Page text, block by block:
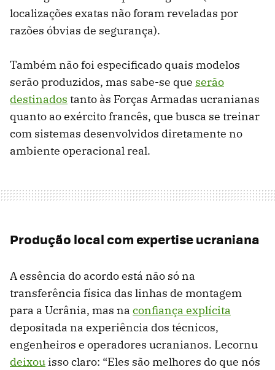
localizações exatas não foram reveladas por
razões óbvias de segurança).
Também não foi especificado quais modelos
serão produzidos, mas sabe-se que serão
destinados tanto às Forças Armadas ucranianas
quanto ao exército francês, que busca se treinar
com sistemas desenvolvidos diretamente no
ambiente operacional real.
Produção local com expertise ucraniana
A essência do acordo está não só na
transferência física das linhas de montagem
para a Ucrânia, mas na confiança explícita
depositada na experiência dos técnicos,
engenheiros e operadores ucranianos. Lecornu
deixou isso claro: “Eles são melhores do que nós